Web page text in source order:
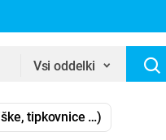
Vsi oddelki
tipkovnice …)